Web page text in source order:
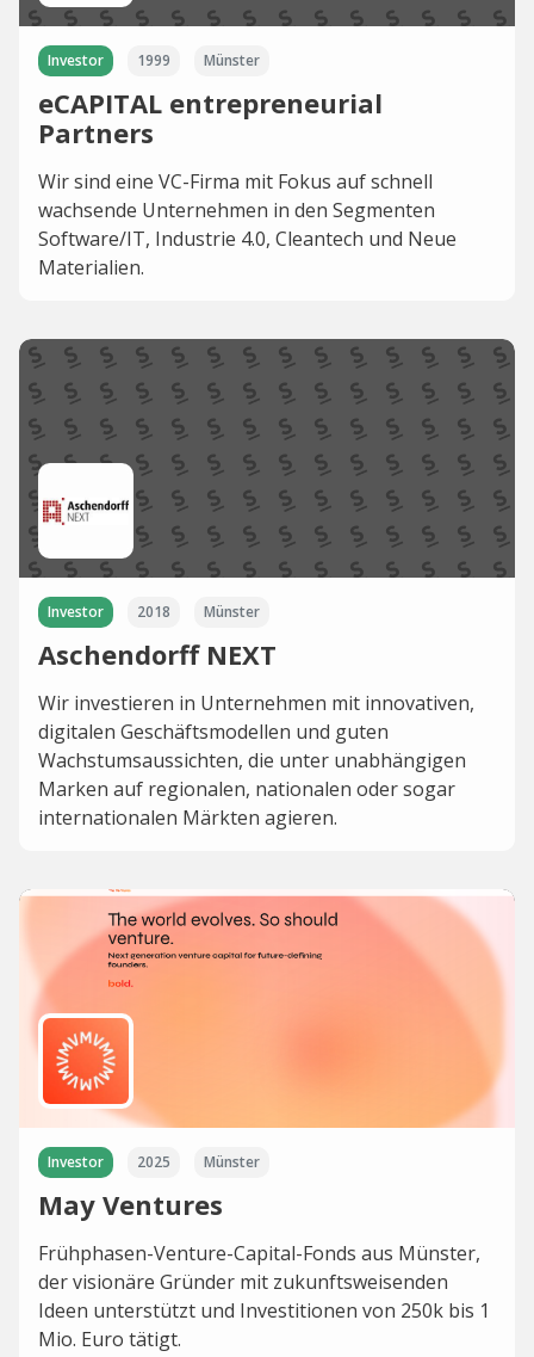
Investor 1999 Münster
eCAPITAL entrepreneurial
Partners
Wir sind eine VC-Firma mit Fokus auf schnell
wachsende Unternehmen in den Segmenten
Software/IT, Industrie 4.0, Cleantech und Neue
Materialien.
Investor 2018 Münster
Aschendorff NEXT
Wir investieren in Unternehmen mit innovativen,
digitalen Geschäftsmodellen und guten
Wachstumsaussichten, die unter unabhängigen
Marken auf regionalen, nationalen oder sogar
internationalen Märkten agieren.
Investor 2025 Münster
May Ventures
Frühphasen-Venture-Capital-Fonds aus Münster,
der visionäre Gründer mit zukunftsweisenden
Ideen unterstützt und Investitionen von 250k bis 1
Mio. Euro tätigt.